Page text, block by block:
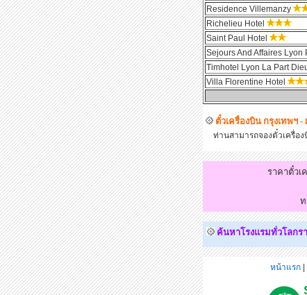
Residence Villemanzy
Richelieu Hotel
Saint Paul Hotel
Sejours And Affaires Lyon
Timhotel Lyon La Part
Villa Florentine Hotel
ตั๋วเครื่องบิน กรุงเทพฯ -
ท่านสามารถจองตั๋วเครื่อง
ราคาตั๋วเ
ท
ค้นหาโรงแรมทั่วโลกร
หน้าแรก